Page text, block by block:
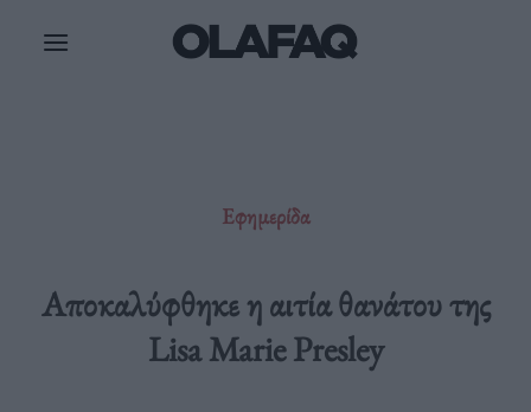
Εφημερίδα
Αποκαλύφθηκε η αιτία θανάτου της
Lisa Marie Presley